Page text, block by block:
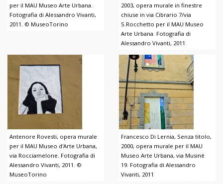
per il MAU Museo Arte Urbana.
Fotografia di Alessandro Vivanti,
2011. © MuseoTorino
2003, opera murale in finestre
chiuse in via Cibrario 7/via
S.Rocchetto per il MAU Museo
Arte Urbana. Fotografia di
Alessandro Vivanti, 2011
Antenore Rovesti, opera murale
per il MAU Museo d'Arte Urbana,
via Rocciamelone. Fotografia di
Alessandro Vivanti, 2011. ©
MuseoTorino
Francesco Di Lernia, Senza titolo,
2000, opera murale per il MAU
Museo Arte Urbana, via Musinè
19. Fotografia di Alessandro
Vivanti, 2011